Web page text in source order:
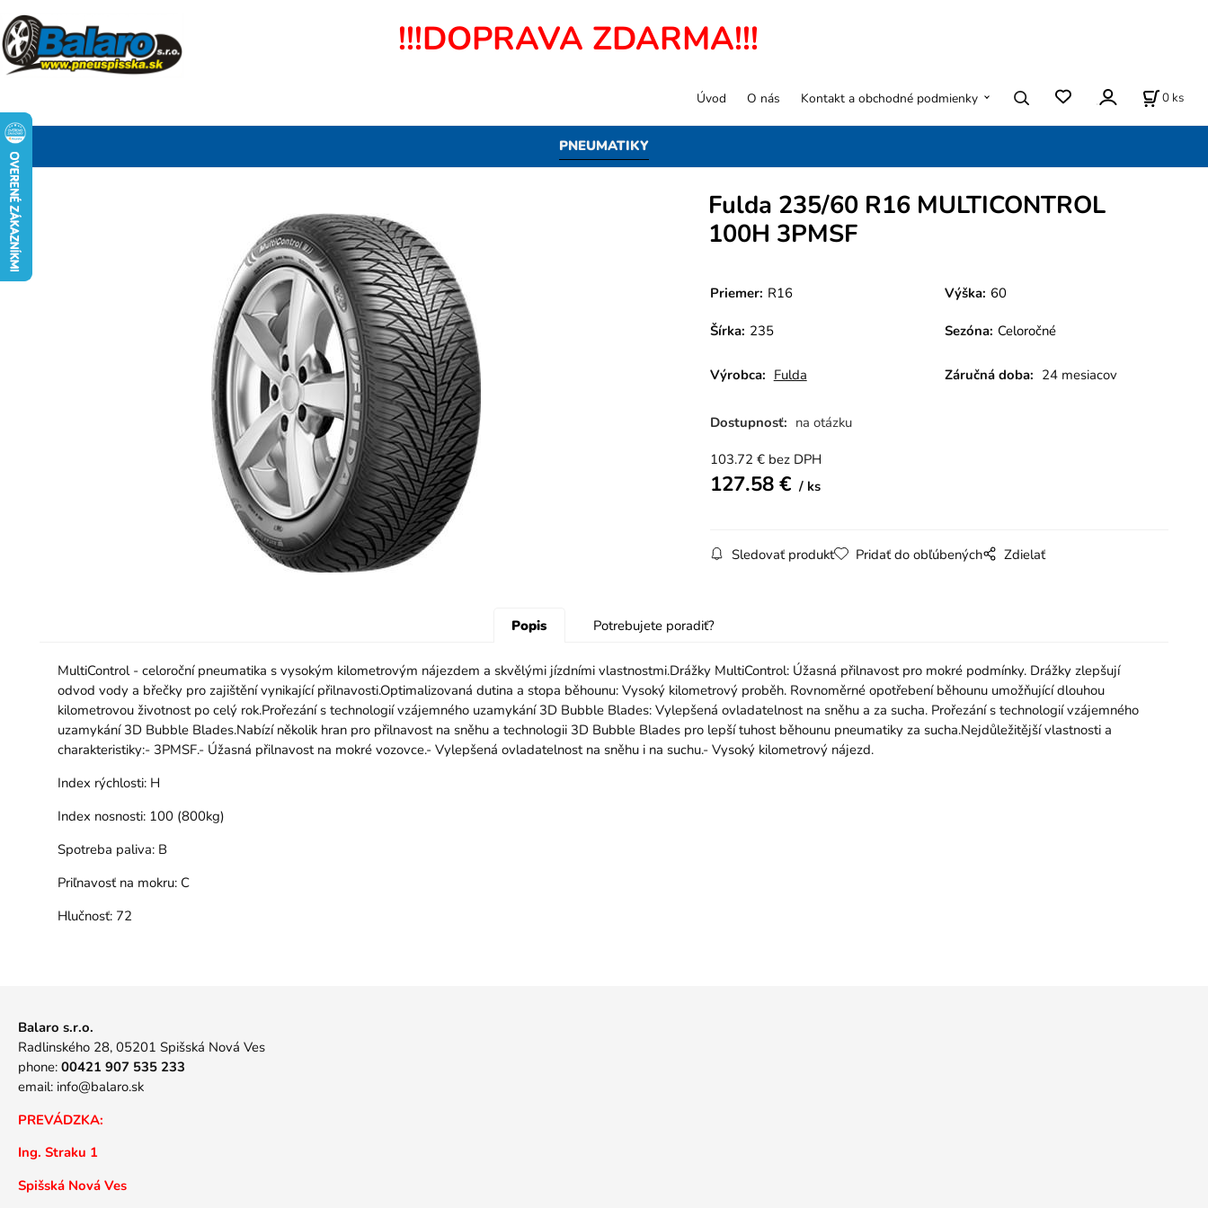
!!!DOPRAVA ZDARMA!!!
PNEUMATIKY
Úvod O nás Kontakt a obchodné podmienky 0 ks
Fulda 235/60 R16 MULTICONTROL
100H 3PMSF
Priemer: R16 Výška: 60
Šírka: 235 Sezóna: Celoročné
Výrobca: Fulda Záručná doba: 24 mesiacov
Dostupnosť: na otázku
103.72 € bez DPH
127.58€ ks
Sledovať produkt Pridať do obľúbených Zdielať
Popis Potrebujete poradiť?
MultiControl - celoroční pneumatika s vysokým kilometrovým nájezdem a skvělými jízdními vlastnostmi.Drážky MultiControl: Úžasná přilnavost pro mokré podmínky. Drážky zlepšují
odvod vody a břečky pro zajištění vynikající přilnavosti.Optimalizovaná dutina a stopa běhounu: Vysoký kilometrový proběh. Rovnoměrné opotřebení běhounu umožňující dlouhou
kilometrovou životnost po celý rok.Prořezání s technologií vzájemného uzamykání 3D Bubble Blades: Vylepšená ovladatelnost na sněhu a za sucha. Prořezání s technologií vzájemného
uzamykání 3D Bubble Blades.Nabízí několik hran pro přilnavost na sněhu a technologii 3D Bubble Blades pro lepší tuhost běhounu pneumatiky za sucha.Nejdůležitější vlastnosti a
charakteristiky:- 3PMSF.- Úžasná přilnavost na mokré vozovce.- Vylepšená ovladatelnost na sněhu i na suchu.- Vysoký kilometrový nájezd.
Index rýchlosti:H
Index nosnosti:100 (800kg)
Spotreba paliva:B
Priľnavosť na mokru:C
Hlučnosť:72
Balaro s.r.o.
Radlinského 28, 05201 Spišská Nová Ves
phone: 00421 907 535 233
email: info@balaro.sk
PREVÁDZKA:
Ing. Straku 1
Spišská Nová Ves